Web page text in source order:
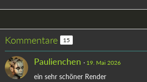
Kommentare 15
Paulienchen 19. Mai 2026
ein sehr schöner Render